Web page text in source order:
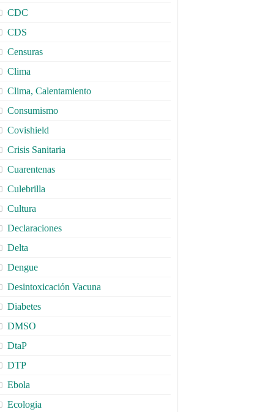
CDC
CDS
Censuras
Clima
Clima, Calentamiento
Consumismo
Covishield
Crisis Sanitaria
Cuarentenas
Culebrilla
Cultura
Declaraciones
Delta
Dengue
Desintoxicación Vacuna
Diabetes
DMSO
DtaP
DTP
Ebola
Ecologia